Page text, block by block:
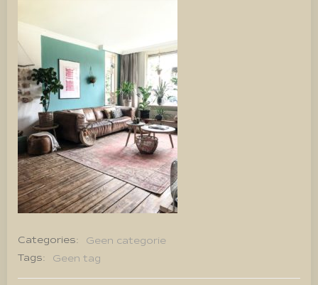
Categories:
Geen categorie
Tags:
Geen tag